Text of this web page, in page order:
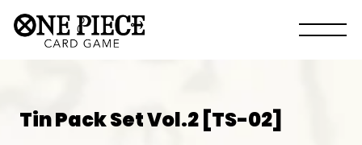
Tin Pack Set Vol.2 [TS-02]